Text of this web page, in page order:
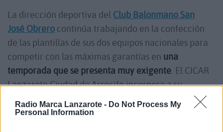
Radio Marca Lanzarote - Do Not Process My
Personal Information
La dirección deportiva del Club Balonmano San
José Obrero continúa trabajando en la confección
de las plantillas de sus dos equipos nacionales para
competir con las máximas garantías en una
temporada que se presenta muy exigente. El CICAR
Lanzarote Ciudad de Arrecife incorpora a su
plantilla a la lateral izquierda Gema Soler, una
jugadora que aportará solidez a la línea defensiva.